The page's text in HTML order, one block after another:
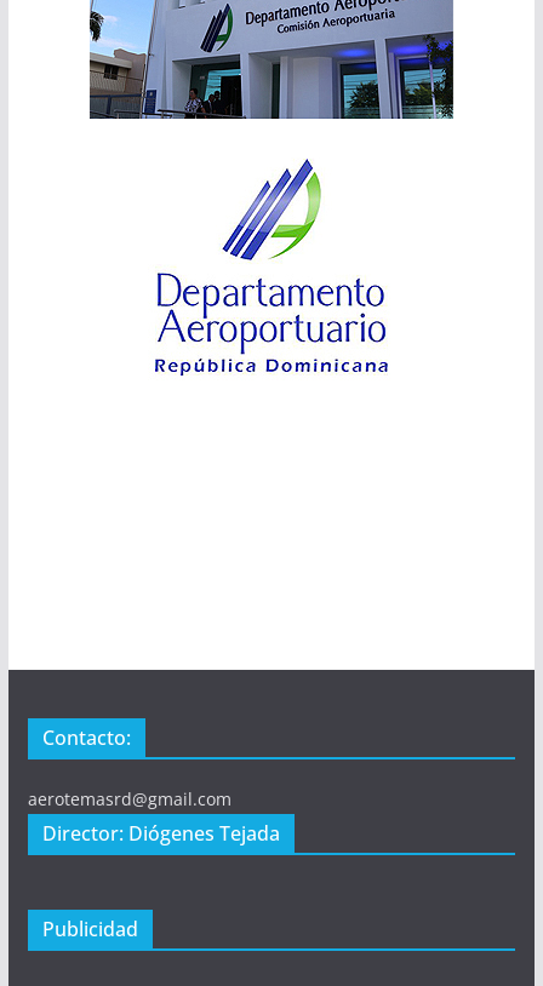
Contacto:
aerotemasrd@gmail.com
Director: Diógenes Tejada
Publicidad